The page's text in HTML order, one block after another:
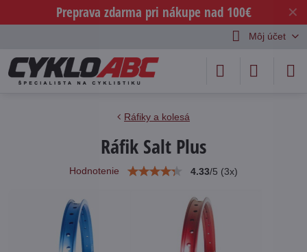
✕
Preprava zdarma pri nákupe nad 100€
Môj účet
Ráfiky a kolesá
Ráfik Salt Plus
Hodnotenie 4.33/5 (3x)